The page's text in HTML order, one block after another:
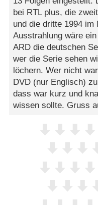
bei RTL plus, die
und die dritte 1994 im
Ausstrahlung wäre
ARD die deutschen
wer die Serie sehen
löchern. Wer nicht
DVD (nur Englisch)
dass war kurz und
wissen sollte. Gruss